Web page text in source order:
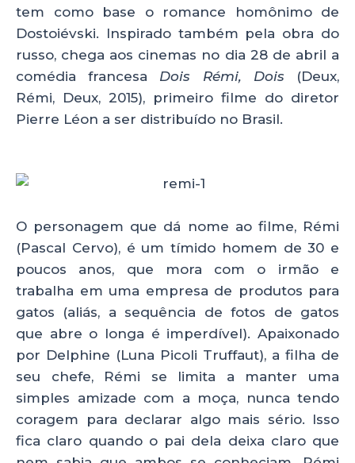
tem como base o romance homônimo de
Dostoiévski. Inspirado também pela obra do
russo, chega aos cinemas no dia 28 de abril a
comédia francesa Dois Rémi, Dois (Deux,
Rémi, Deux, 2015), primeiro filme do diretor
Pierre Léon a ser distribuído no Brasil.
O personagem que dá nome ao filme, Rémi
(Pascal Cervo), é um tímido homem de 30 e
poucos anos, que mora com o irmão e
trabalha em uma empresa de produtos para
gatos (aliás, a sequência de fotos de gatos
que abre o longa é imperdível). Apaixonado
por Delphine (Luna Picoli Truffaut), a filha de
seu chefe, Rémi se limita a manter uma
simples amizade com a moça, nunca tendo
coragem para declarar algo mais sério. Isso
fica claro quando o pai dela deixa claro que